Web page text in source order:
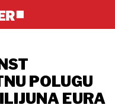
POLUGU
EURA